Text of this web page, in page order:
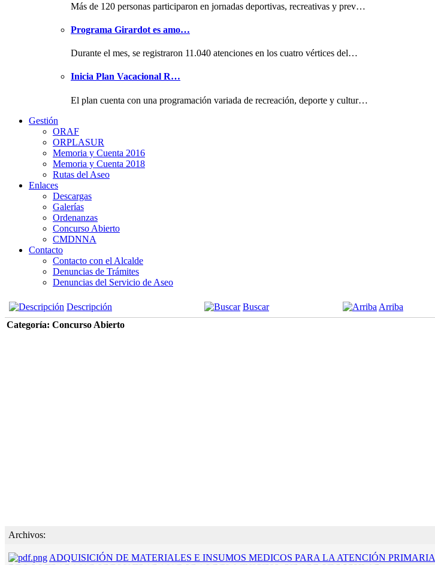
Más de 120 personas participaron en jornadas deportivas, recreativas y prev…
Programa Girardot es amo…
Durante el mes, se registraron 11.040 atenciones en los cuatro vértices del…
Inicia Plan Vacacional R…
El plan cuenta con una programación variada de recreación, deporte y cultur…
Gestión
ORAF
ORPLASUR
Memoria y Cuenta 2016
Memoria y Cuenta 2018
Rutas del Aseo
Enlaces
Descargas
Galerías
Ordenanzas
Concurso Abierto
CMDNNA
Contacto
Contacto con el Alcalde
Denuncias de Trámites
Denuncias del Servicio de Aseo
Descripción Buscar
Arriba
Categoría: Concurso Abierto
Archivos:
ADQUISICIÓN DE MATERIALES E INSUMOS MEDICOS PARA LA ATENCIÓN PRIMARIA